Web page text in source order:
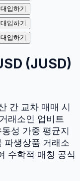
대입하기
대입하기
대입하기
(JUSD)
간 교차 매매 시
래소인 업비트
성 가중 평균지
파생상품 거래소
수학적 매칭 공식